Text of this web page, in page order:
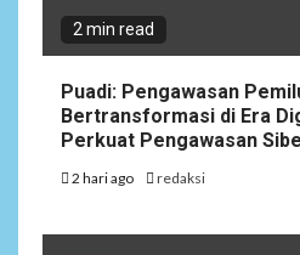
2 min read
Puadi: Pengawasan
Bertransformasi di Era
Perkuat Pengawasan
2 hari ago redaksi